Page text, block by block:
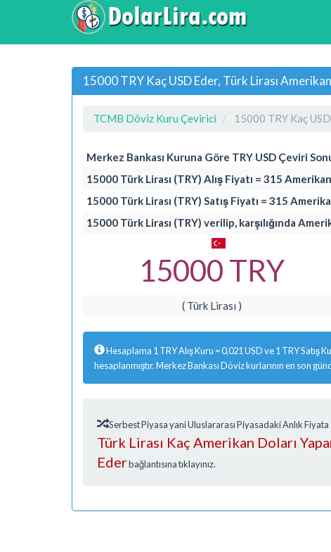
15000 TRY Kaç USD Eder, Türk Lirası
TCMB Döviz Kuru Çevirici 15000 TRY Kaç
Merkez Bankası Kuruna Göre TRY USD Çeviri
15000 Türk Lirası (TRY) Alış Fiyatı = 315
15000 Türk Lirası (TRY) Satış Fiyatı = 315
15000 Türk Lirası (TRY) verilip, karşılığında
15000 TRY
( Türk Lirası )
Hesaplama 1 TRY Alış Kuru = 0,021 USD ve 1 TRY Satış
hesaplanmıştır. Merkez Bankası Döviz kurlarının en son
Serbest Piyasa yani Uluslararası Piyasadaki Anlık
Türk Lirası Kaç Amerikan Doları
Ederbağlantısına tıklayınız.